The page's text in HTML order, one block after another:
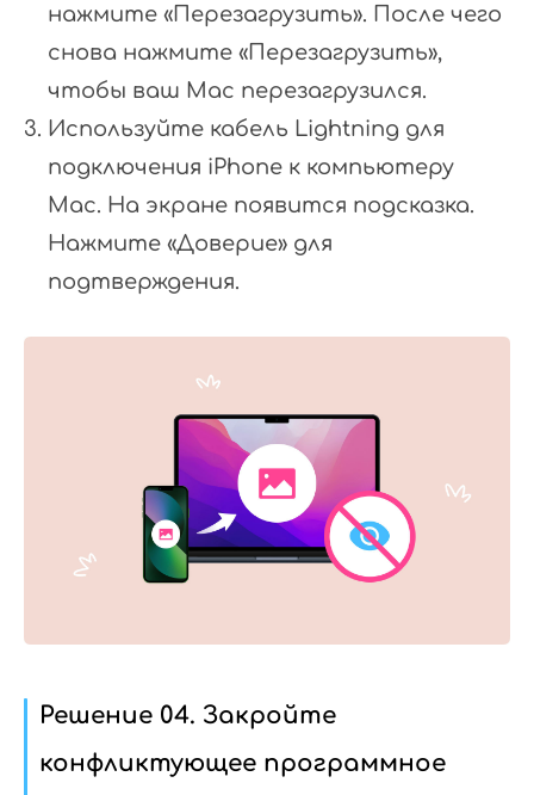
нажмите «Перезагрузить». После чего
снова нажмите «Перезагрузить»,
чтобы ваш Mac перезагрузился.
Используйте кабель Lightning для
подключения iPhone к компьютеру
Mac. На экране появится подсказка.
Нажмите «Доверие» для
подтверждения.
Решение 04. Закройте
конфликтующее программное